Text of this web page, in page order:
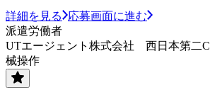
詳細を見る
応募画面に進む
派遣労働者
UTエージェント株式会社 西日本第二
械操作